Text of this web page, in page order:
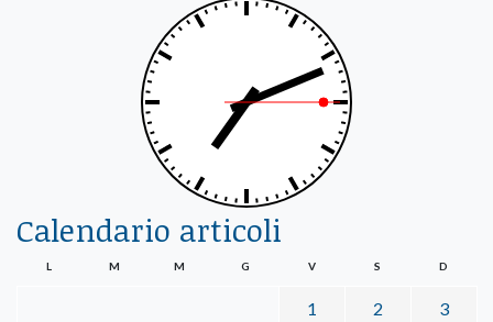
Calendario articoli
L M M G V S D
1 2 3